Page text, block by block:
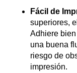
Fácil de
superiores,
Adhiere
una buena
riesgo de
impresión.